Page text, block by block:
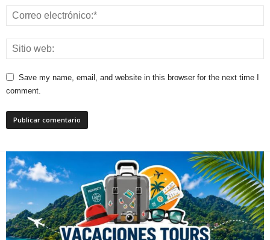
Save my name, email, and website in this browser for the next time I
comment.